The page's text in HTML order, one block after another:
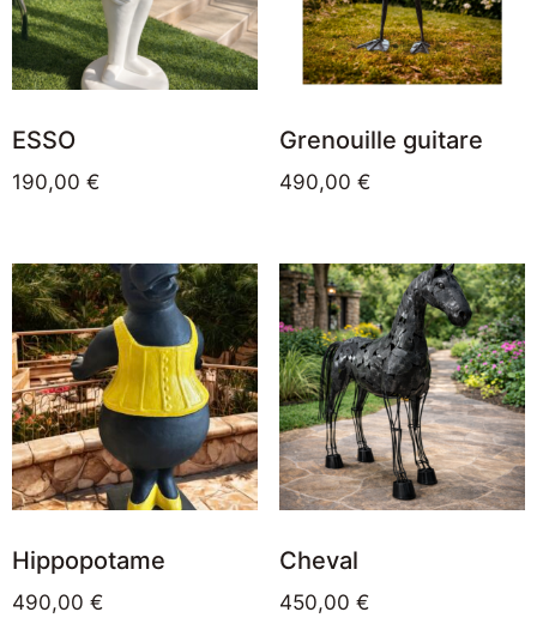
ESSO
190,00 €
Grenouille guitare
490,00 €
Hippopotame
490,00 €
Cheval
450,00 €